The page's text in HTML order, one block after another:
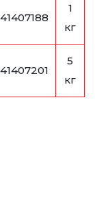
1
кг
5
кг